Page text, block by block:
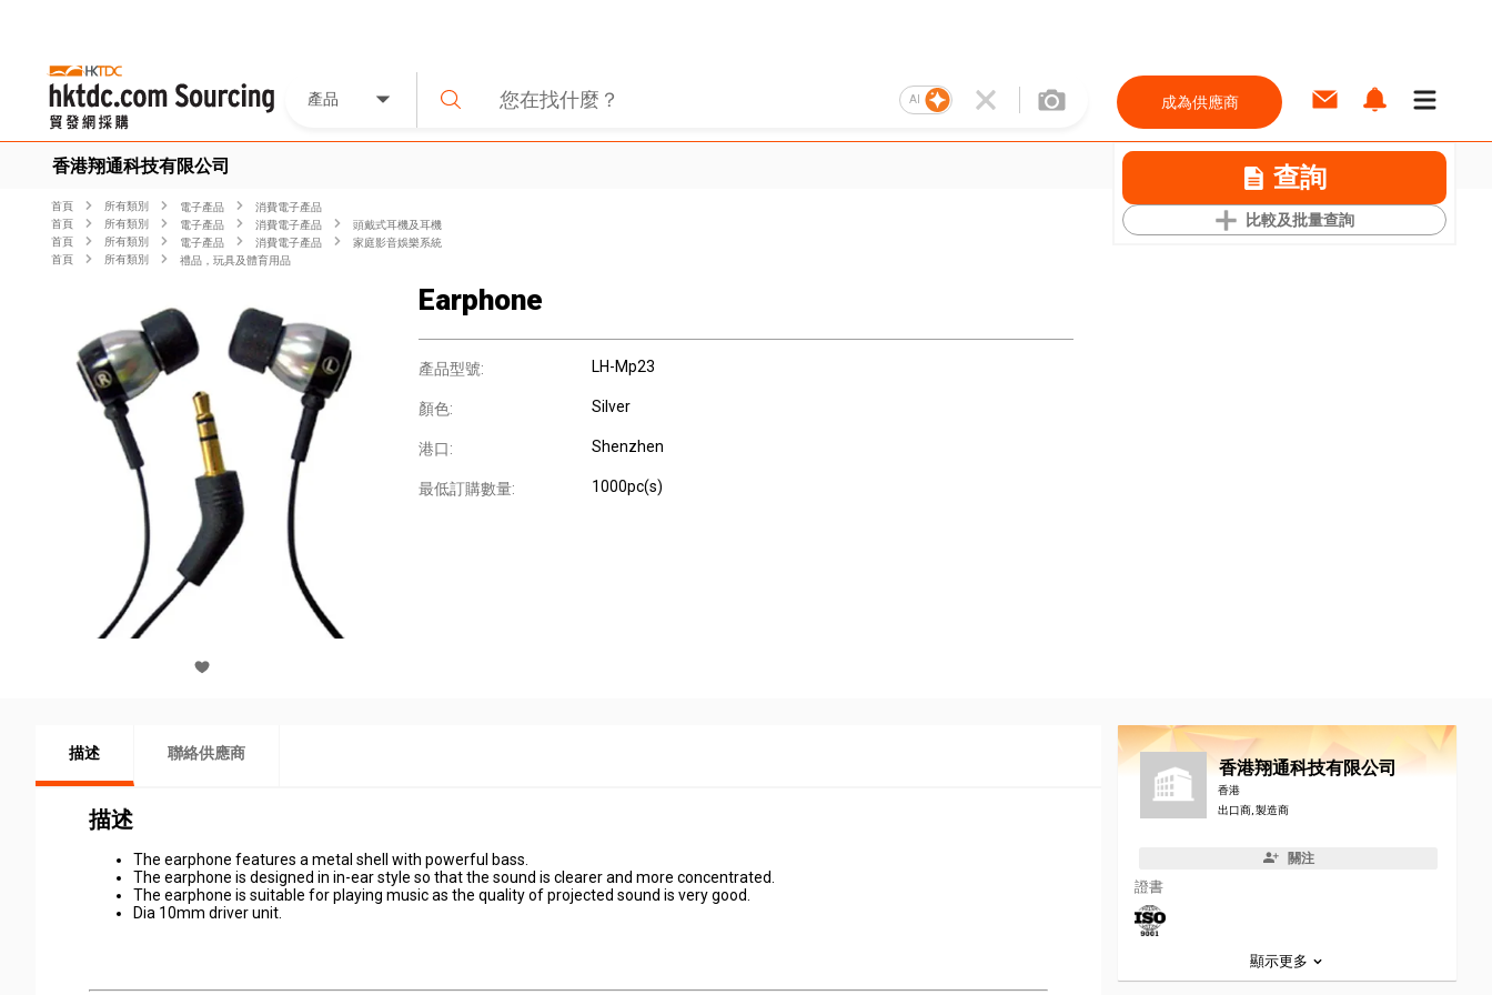
產品 AI 成為供應商
香港翔通科技有限公司 查詢
比較及批量查詢
首頁 所有類別 電子產品
消費電子產品
首頁
所有類別 電子產品 消費電子產品
頭戴式耳機及耳機
首頁
所有類別 電子產品 消費電子產品
家庭影音娛樂系統
首頁
所有類別 禮品，玩具及體育用品
Earphone
產品型號: LH-Mp23
顏色: Silver
港口: Shenzhen
最低訂購數量: 1000pc(s)
描述 聯絡供應商
描述
The earphone features a metal shell with powerful bass.
The earphone is designed in in-ear style so that the sound is clearer and more concentrated.
The earphone is suitable for playing music as the quality of projected sound is very good.
Dia 10mm driver unit.
香港翔通科技有限公司
香港
出口商, 製造商
關注
證書
顯示更多